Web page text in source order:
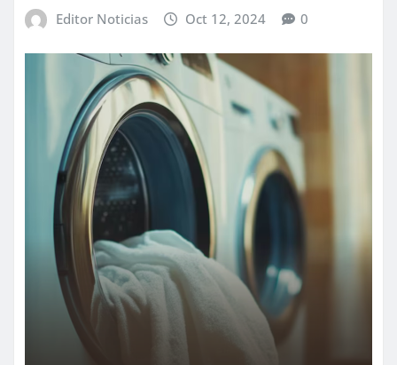
Editor Noticias Oct 12, 2024 0